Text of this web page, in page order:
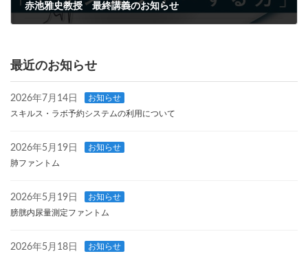
赤池雅史教授 最終講義のお知らせ
最近のお知らせ
2026年7月14日
お知らせ
スキルス・ラボ予約システムの利用について
2026年5月19日
お知らせ
肺ファントム
2026年5月19日
お知らせ
膀胱内尿量測定ファントム
2026年5月18日
お知らせ